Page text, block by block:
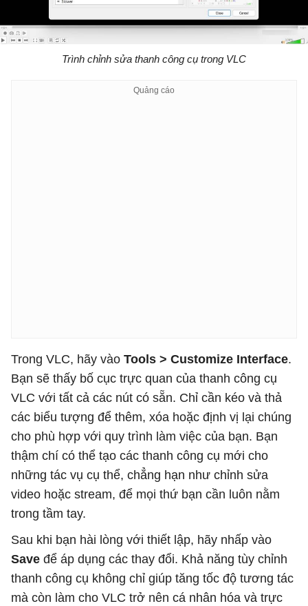
Trình chỉnh sửa thanh công cụ trong VLC
Trong VLC, hãy vào Tools > Customize Interface.
Bạn sẽ thấy bố cục trực quan của thanh công cụ
VLC với tất cả các nút có sẵn. Chỉ cần kéo và thả
các biểu tượng để thêm, xóa hoặc định vị lại chúng
cho phù hợp với quy trình làm việc của bạn. Bạn
thậm chí có thể tạo các thanh công cụ mới cho
những tác vụ cụ thể, chẳng hạn như chỉnh sửa
video hoặc stream, để mọi thứ bạn cần luôn nằm
trong tầm tay.
Sau khi bạn hài lòng với thiết lập, hãy nhấp vào
Save để áp dụng các thay đổi. Khả năng tùy chỉnh
thanh công cụ không chỉ giúp tăng tốc độ tương tác
mà còn làm cho VLC trở nên cá nhân hóa và trực